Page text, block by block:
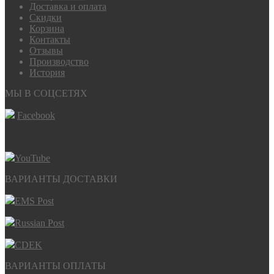
Доставка и оплата
Скидки
Корзина
Контакты
Отзывы
Производство
История
МЫ В СОЦСЕТЯХ
Facebook
YouTube
ВАРИАНТЫ ДОСТАВКИ
EMS Post
Russian Post
CDEK
ВАРИАНТЫ ОПЛАТЫ